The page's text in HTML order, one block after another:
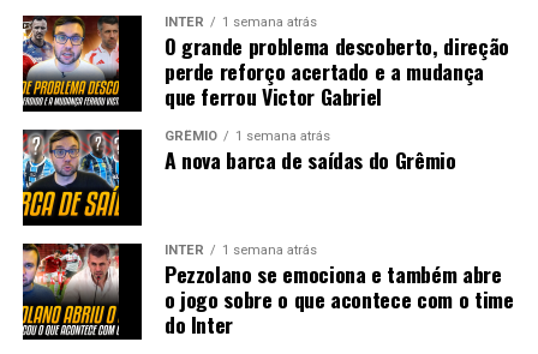
INTER 1 semana atrás
O grande problema descoberto, direção
perde reforço acertado e a mudança
que ferrou Victor Gabriel
GRÊMIO 1 semana atrás
A nova barca de saídas do Grêmio
INTER 1 semana atrás
Pezzolano se emociona e também abre
o jogo sobre o que acontece com o time
do Inter